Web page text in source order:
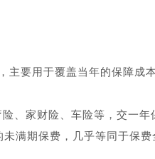
主要用于覆盖当年的保障成本
、家财险、车险等，交一年
满期保费，几乎等同于保费